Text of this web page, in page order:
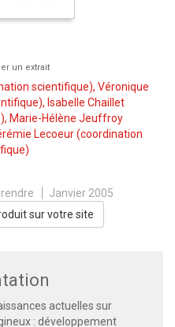
un extrait
scientifique), Véronique
Isabelle Chaillet
Marie-Hélène Jeuffroy
Lecoeur(coordination
Janvier 2005
sur votre site
actuelles sur
: développement